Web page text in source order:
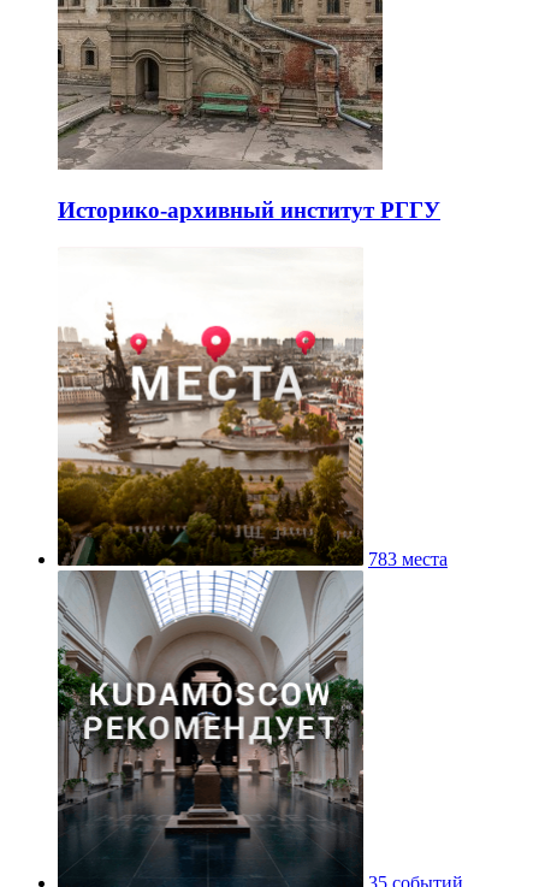
Историко-архивный институт РГГУ
783 места
35 событий